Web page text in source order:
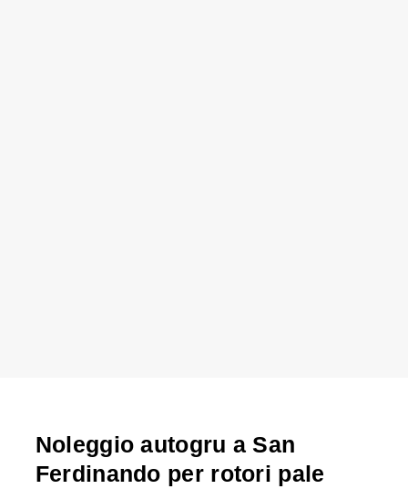
Noleggio autogru a San
Ferdinando per rotori pale